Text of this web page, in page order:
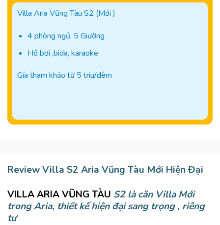
Villa Aria Vũng Tàu S2 (Mới )
4 phòng ngủ, 5 Giường
Hồ bơi ,bida, karaoke
Gía tham khảo từ 5 triu/đêm
Review Villa S2 Aria Vũng Tàu Mới Hiện Đại
VILLA ARIA VŨNG TÀU S2 là căn Villa Mới
trong Aria, thiết kế hiện đại sang trọng , riêng
tư